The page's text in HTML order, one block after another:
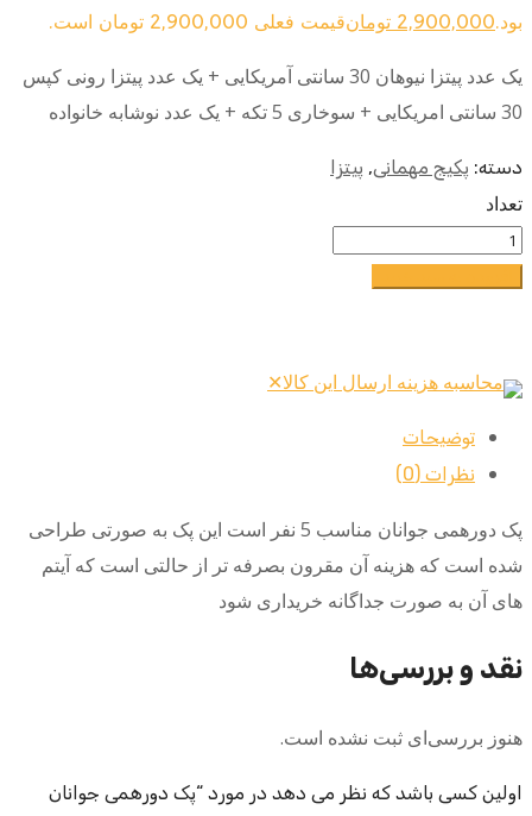
بود.2,900,000 تومانقیمت فعلی 2,900,000 تومان است.
یک عدد پیتزا نیوهان 30 سانتی آمریکایی + یک عدد پیتزا رونی کپس
30 سانتی امریکایی + سوخاری 5 تکه + یک عدد نوشابه خانواده
دسته: پکیج مهمانی, پیتزا
تعداد
محاسبه هزینه ارسال این کالا✕
توضیحات
نظرات (0)
پک دورهمی جوانان مناسب 5 نفر است این پک به صورتی طراحی
شده است که هزینه آن مقرون بصرفه تر از حالتی است که آیتم
های آن به صورت جداگانه خریداری شود
نقد و بررسی‌ها
هنوز بررسی‌ای ثبت نشده است.
اولین کسی باشد که نظر می دهد در مورد “پک دورهمی جوانان